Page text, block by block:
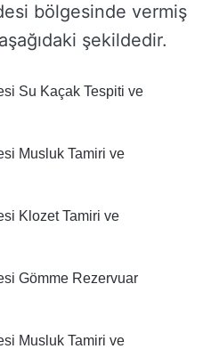
bölgesinde vermiş
şekildedir.
Su Kaçak Tespiti ve
Musluk Tamiri ve
Klozet Tamiri ve
Gömme Rezervuar
Musluk Tamiri ve